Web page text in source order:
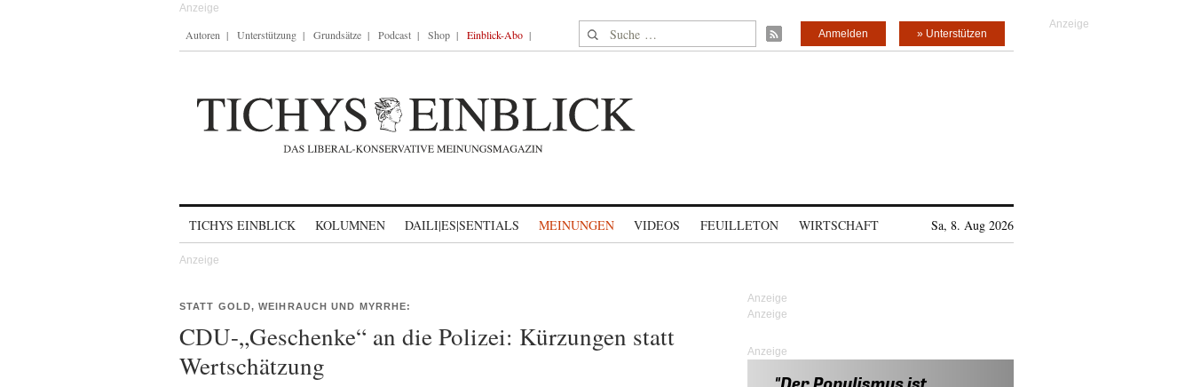
Autoren Unterstützung Grundsätze Podcast Shop Einblick-Abo Suche nach: » Unterstützen
Anmelden
TICHYS EINBLICK KOLUMNEN DAILI|ES|SENTIALS MEINUNGEN VIDEOS FEUILLETON WIRTSCHAFT Sa, 8. Aug 2026
STATT GOLD, WEIHRAUCH UND MYRRHE:
CDU-„Geschenke“ an die Polizei: Kürzungen statt
Wertschätzung
Anzeige